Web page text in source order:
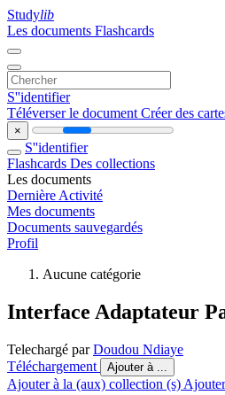
Studylib
Les documents Flashcards
S''identifier
Téléverser le document Créer des
×
S''identifier
Flashcards Des collections
Les documents
Dernière Activité
Mes documents
Documents sauvegardés
Profil
Aucune catégorie
Interface Adaptateur
Telechargé parDoudou Ndiaye
Téléchargement
Ajouter à ...
Ajouter à la (aux) collection (s)